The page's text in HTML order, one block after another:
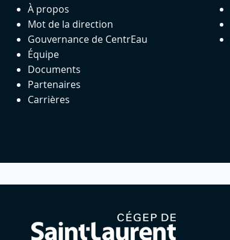
À propos
Mot de la direction
Gouvernance de CentrEau
Équipe
Documents
Partenaires
Carrières